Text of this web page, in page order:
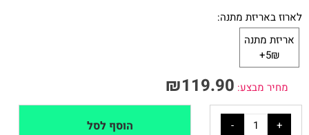
לארוז באריזת מתנה:
אריזת מתנה
5₪+
מחיר מבצע: ₪119.90
הוסף לסל